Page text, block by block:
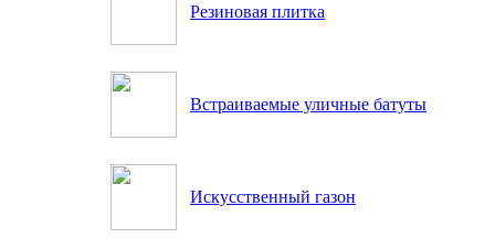
Резиновая плитка
Встраиваемые уличные батуты
Искусственный газон